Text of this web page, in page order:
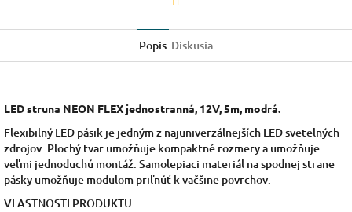
Popis Diskusia
LED struna NEON FLEX jednostranná, 12V, 5m, modrá.
Flexibilný LED pásik je jedným z najuniverzálnejších LED svetelných
zdrojov. Plochý tvar umožňuje kompaktné rozmery a umožňuje
veľmi jednoduchú montáž. Samolepiaci materiál na spodnej strane
pásky umožňuje modulom priľnúť k väčšine povrchov.
VLASTNOSTI PRODUKTU